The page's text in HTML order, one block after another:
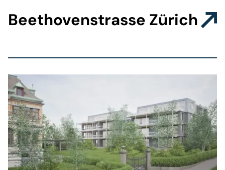
Beethovenstrasse Zürich